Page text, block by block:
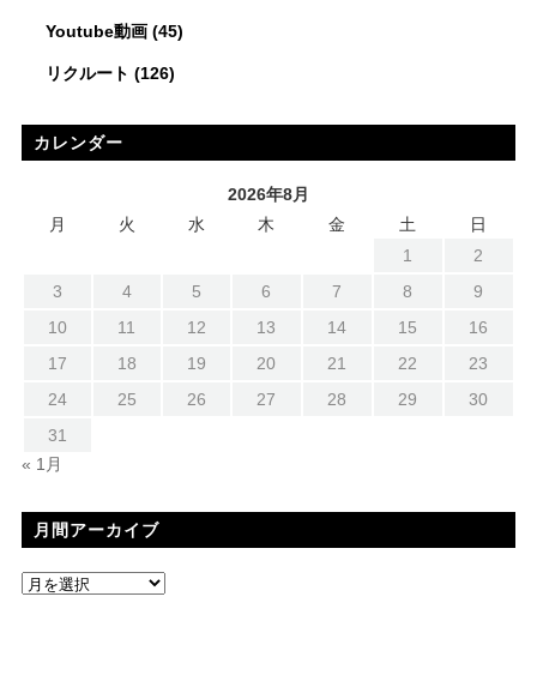
Youtube動画(45)
リクルート (126)
カレンダー
2026年8月
月
火 水 木 金 土
日
1
2
3
4 5 6 7 8
9
10
11 12 13 14 15
16
17
18 19 20 21 22
23
24
25 26 27 28 29
30
31
« 1月
月間アーカイブ